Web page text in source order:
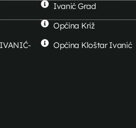
Ivanić Grad
Općina Križ
Općina Kloštar Ivanić